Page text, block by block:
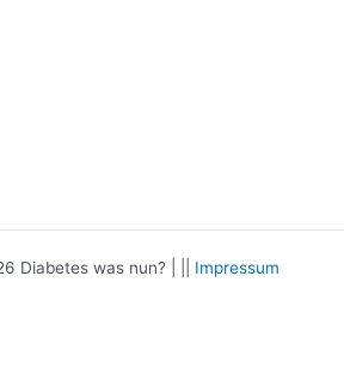
Diabetes was nun? | || Impressum